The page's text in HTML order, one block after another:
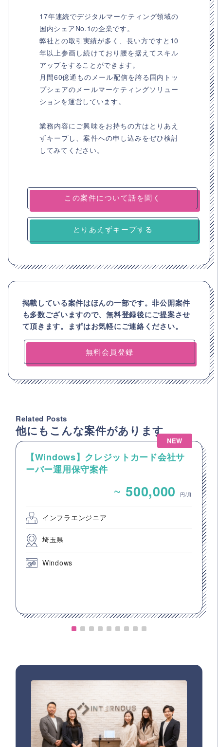
17年連続でデジタルマーケティング領域の
国内シェアNo.1の企業です。
弊社との取引実績が多く、長い方ですと10
年以上参画し続けており腰を据えてスキル
アップをすることができます。
月間60億通ものメール配信を誇る国内トッ
プシェアのメールマーケティングソリュー
ションを運営しています。
業務内容にご興味をお持ちの方はとりあえ
ずキープし、案件への申し込みをぜひ検討
してみてください。
とりあえずキープする
掲載している案件はほんの一部です。非公開案件
も多数ございますので、無料登録後にご提案させ
て頂きます。まずはお気軽にご連絡ください。
無料会員登録
Related Posts
他にもこんな案件があります
NEW
【Windows】クレジットカード会社サ
ーバー運用保守案件
~ 500,000 円/月
インフラエンジニア
埼玉県
Windows